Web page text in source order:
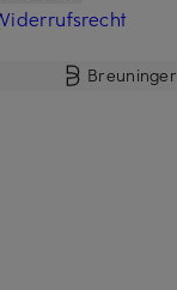
Breuninger